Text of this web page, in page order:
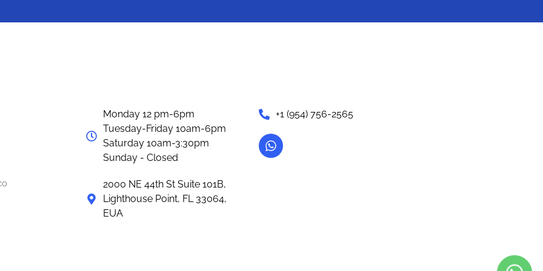
Monday 12pm-6pm
Tuesday-Friday 10am-6pm
Saturday 10am-3:30pm
Sunday - Closed
2000 NE 44th St Suite 101B,
Lighthouse Point, FL 33064,
EUA
+1 (954) 756-2565